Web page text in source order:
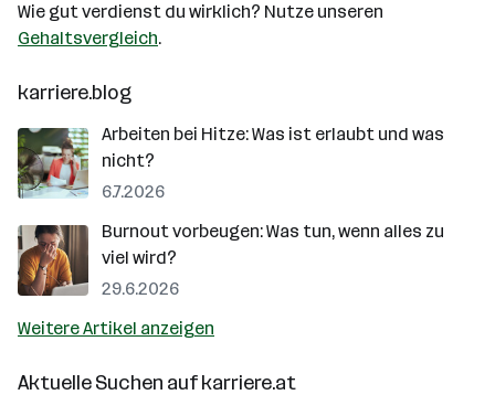
Wie gut verdienst du wirklich? Nutze unseren
Gehaltsvergleich.
karriere.blog
Arbeiten bei Hitze: Was ist erlaubt und was
nicht?
6.7.2026
Burnout vorbeugen: Was tun, wenn alles zu
viel wird?
29.6.2026
Weitere Artikel anzeigen
Aktuelle Suchen aufkarriere.at